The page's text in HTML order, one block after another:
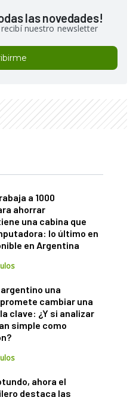
las novedades!
nuestro newsletter
a 1000
ahorrar
una cabina que
lo último en
en Argentina
una
cambiar una
clave: ¿Y si analizar
simple como
ahora el
destaca las